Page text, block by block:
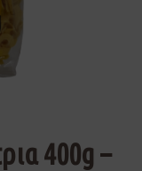
400g –